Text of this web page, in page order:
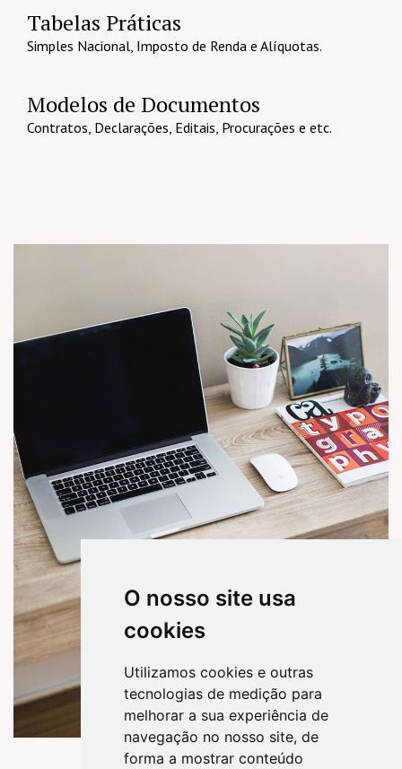
O nosso site usa
cookies
Utilizamos cookies e outras
tecnologias de medição para
melhorar a sua experiência de
navegação no nosso site, de
forma a mostrar conteúdo
Tabelas Práticas
Simples Nacional, Imposto de Renda e Alíquotas.
Modelos de Documentos
Contratos, Declarações, Editais, Procurações e etc.